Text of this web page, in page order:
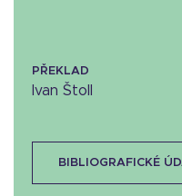
PŘEKLAD
Ivan Štoll
BIBLIOGRAFICKÉ